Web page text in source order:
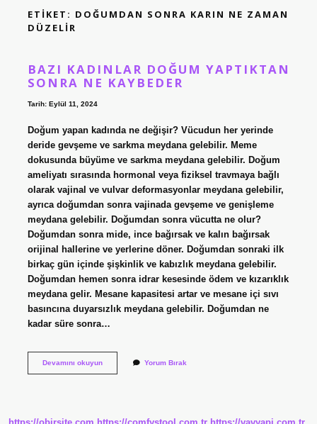
ETIKET: DOĞUMDAN SONRA KARIN NE ZAMAN
DÜZELIR
BAZI KADINLAR DOĞUM YAPTIKTAN
SONRA NE KAYBEDER
Tarih: Eylül 11, 2024
Doğum yapan kadında ne değişir? Vücudun her yerinde
deride gevşeme ve sarkma meydana gelebilir. Meme
dokusunda büyüme ve sarkma meydana gelebilir. Doğum
ameliyatı sırasında hormonal veya fiziksel travmaya bağlı
olarak vajinal ve vulvar deformasyonlar meydana gelebilir,
ayrıca doğumdan sonra vajinada gevşeme ve genişleme
meydana gelebilir. Doğumdan sonra vücutta ne olur?
Doğumdan sonra mide, ince bağırsak ve kalın bağırsak
orijinal hallerine ve yerlerine döner. Doğumdan sonraki ilk
birkaç gün içinde şişkinlik ve kabızlık meydana gelebilir.
Doğumdan hemen sonra idrar kesesinde ödem ve kızarıklık
meydana gelir. Mesane kapasitesi artar ve mesane içi sıvı
basıncına duyarsızlık meydana gelebilir. Doğumdan ne
kadar süre sonra…
Devamını okuyunBazı
Kaybeder
Yorum Bırak